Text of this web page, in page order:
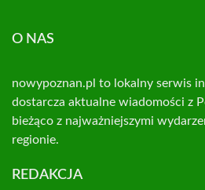
O NAS
nowypoznan.pl to lokalny serwis
dostarcza aktualne wiadomości z
bieżąco z najważniejszymi
regionie.
REDAKCJA